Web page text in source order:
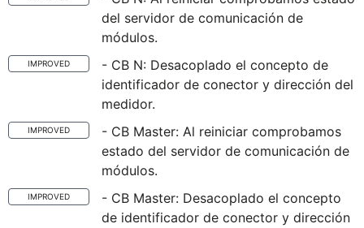
del servidor de comunicación de
módulos.
IMPROVED
- CB N: Desacoplado el concepto de
identificador de conector y dirección del
medidor.
IMPROVED
- CB Master: Al reiniciar comprobamos
estado del servidor de comunicación de
módulos.
IMPROVED
- CB Master: Desacoplado el concepto
de identificador de conector y dirección